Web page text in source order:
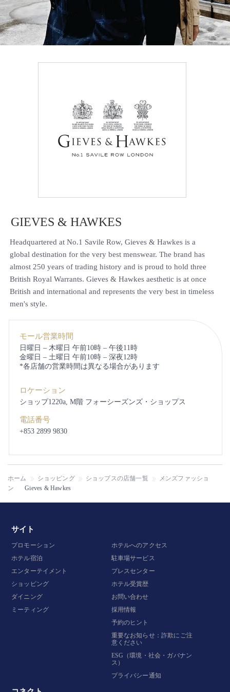
GIEVES & HAWKES
Headquartered at No.1 Savile Row, Gieves & Hawkes is a
global destination for the very best menswear. The brand has
almost 250 years of trading history and is proud to hold three
British Royal Warrants. Gieves & Hawkes aesthetic is at once
British and international and represents the very best in timeless
men's style.
モール営業時間
日曜日 – 木曜日 午前10時 – 午後11時
金曜日 – 土曜日 午前10時 – 深夜12時
*各店舗の営業時間は異なる場合があります
ロケーション
ショップ1220a, M階 フォーシーズンズ・ショップス
電話番号
+853 2899 9830
ホーム ショッピング ショップスの店舗一覧
メンズファッショ
ン
Gieves & Hawkes
サイト
プロモーション
ホテル宿泊
エンターテイメント
ショッピング
ダイニング
ミーティング
ホテルへのアクセス
駐車場サービス
プレスセンター
ホテル受賞歴
お問い合わせ
採用情報
予約のヒント
重要なお知らせ：詐欺にご注
意ください
ESG（環境・社会・ガバナン
ス）
プライバシー通知